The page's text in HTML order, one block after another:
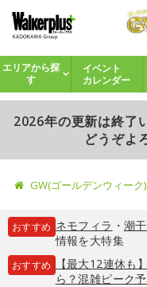
エリアから探
す
イベント
カレンダー
2026年の更新は終了
どうぞよ
GW(ゴールデンウィーク
おすすめ ネモフィラ ・ 潮
情報を大特集
おすすめ
【最大12連休も
ら？混雑ピーク